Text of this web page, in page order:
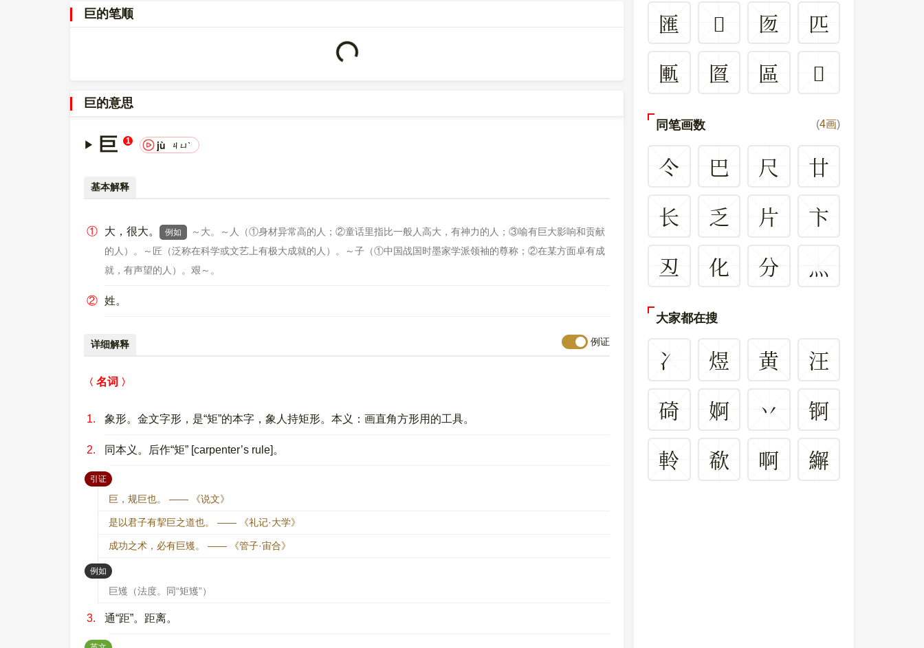
00005DE8，UTF-8：E5 B7 A8。
0101。
巨的笔顺
Loading...
巨的意思
巨 1 jù ㄐㄩˋ
基本解释
① 大，很大。 例如
～大。～人（①身材异常高的人；②童话里指比一般人高大，有神力的人；③喻有巨大影响和贡献
的人）。～匠（泛称在科学或文艺上有极大成就的人）。～子（①中国战国时墨家学派领袖的尊称；②在某方面卓有成
就，有声望的人）。艰～。
② 姓。
详细解释 例证
名词
1. 象形。金文字形，是“矩”的本字，象人持矩形。本义：画直角方形用的工具。
2. 同本义。后作“矩” [carpenter’s rule]。
引证：
巨，规巨也。 —— 《说文》
是以君子有挈巨之道也。 —— 《礼记·大学》
成功之术，必有巨矱。 —— 《管子·宙合》
例如 ：
巨矱（法度。同“矩矱”）
3. 通“距”。距离。
匯
𠥧 匢
匹
匭
匫 區 𠥐
同笔画数 (4画)
仒 巴 尺
廿
长
乏 片
卞
丒
化 分 灬
大家都在搜
冫 煜 黄
汪
碕
婀 丷
锕
軨
欷 啊 繲